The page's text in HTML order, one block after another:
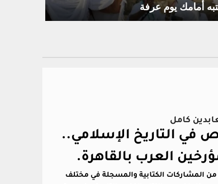
أمامك يوم عرفة
كامل
في التاريخ الإسلامي..
العرب بالقاهرة.
من المشاركات الكتابية والمسجلة في مختلف